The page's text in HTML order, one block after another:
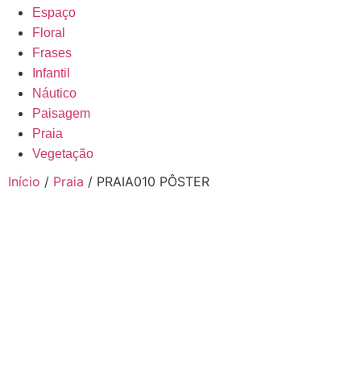
Espaço
Floral
Frases
Infantil
Náutico
Paisagem
Praia
Vegetação
Início / Praia / PRAIA010 PÔSTER